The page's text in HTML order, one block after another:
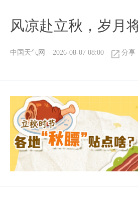
风凉赴立秋，岁月
中国天气网 2026-08-07 08:00 分享